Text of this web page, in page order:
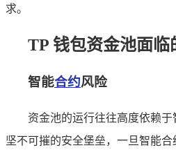
求。
TP 钱包资金池面临
智能合约风险
资金池的运行往往高度依赖
坚不可摧的安全堡垒，一旦智能合